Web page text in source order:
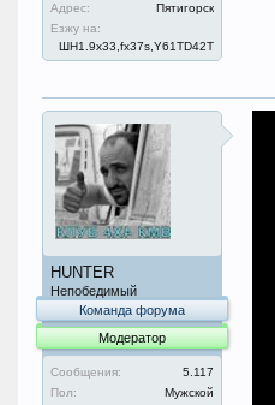
Адрес:
Пятигорск
Езжу на:
ШН1.9x33,fx37s,Y61TD42T
HUNTER
Непобедимый
Команда форума
Модератор
Сообщения:
5.117
Пол:
Мужской